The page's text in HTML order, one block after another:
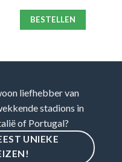
BESTELLEN
liefhebber van
stadions in
of Portugal?
UNIEKE